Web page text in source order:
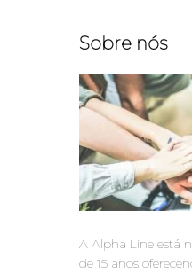
Sobre nós
A Alpha Line está
de 15 anos